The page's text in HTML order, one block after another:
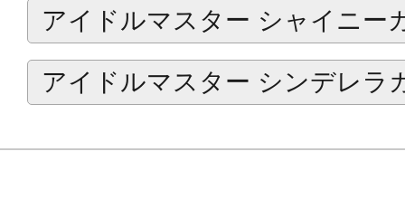
※こちらはコトブキヤショップ限定
※画像は開発中のイメージ画像です
す。
アイドルマスター シャイニー
アイドルマスター シンデレラ